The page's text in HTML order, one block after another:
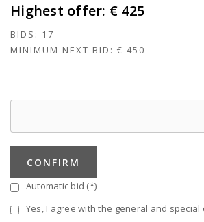
Highest offer: € 425
BIDS: 17
MINIMUM NEXT BID: € 450
CONFIRM
Automatic bid (*)
Yes, I agree with the general and special